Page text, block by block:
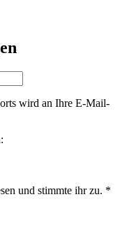
wird an Ihre E-Mail-
und stimmte ihr zu. *